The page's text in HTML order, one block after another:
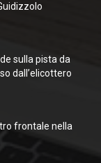
sulla pista da
dall’elicottero
frontale nella